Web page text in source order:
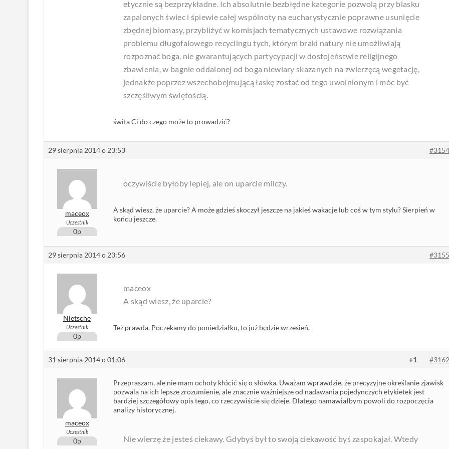
etycznie są bezprzykładne. Ich absolutnie bezbłędne kategorie pozwolą przy blasku
zapalonych świec i śpiewie całej wspólnoty na eucharystycznie poprawne usunięcie
zbędnej biomasy, przybliżyć w komisjach tematycznych ustawowe rozwiązania
problemu długofalowego recyclingu tych, którym braki natury nie umożliwiają
rozpoznać boga, nie gwarantujących partycypacji w dostojeństwie religijnego
zbawienia, w bagnie oddalonej od boga niewiary skazanych na zwierzęcą wegetację,
jednakże poprzez wszechobejmującą łaskę zostać od tego uwolnionym i móc być
szczęśliwym świętością.
świta Ci do czego może to prowadzić?
29 sierpnia 2014 o 23:53 #3154
maceox
Uczestnik
0p
oczywiście byłoby lepiej, ale on uparcie milczy.
A skąd wiesz, że uparcie? A może gdzieś skoczył jeszcze na jakieś wakacje lub coś w tym stylu? Sierpień w
końcu jeszcze.
29 sierpnia 2014 o 23:56 #3155
Nietsche
Uczestnik
0p
maceox
A skąd wiesz, że uparcie?
Też prawda. Poczekamy do poniedziałku, to już będzie wrzesień.
31 sierpnia 2014 o 01:06 #3162
+1
maceox
Uczestnik
0p
Przepraszam, ale nie mam ochoty kłócić się o słówka. Uważam wprawdzie, że precyzyjne określanie zjawisk
pozwala na ich lepsze zrozumienie, ale znacznie ważniejsze od nadawania pojedynczych etykietek jest
bardziej szczegółowy opis tego, co rzeczywiście się dzieje. Dlatego namawiałbym powoli do rozpoczęcia
analizy historycznej.
Nie wierzę że jesteś ciekawy. Gdybyś był to swoją ciekawość byś zaspokajał. Wtedy